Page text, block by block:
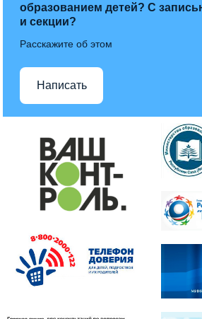
образованием детей? С
и секции?
Расскажите об этом
Написать